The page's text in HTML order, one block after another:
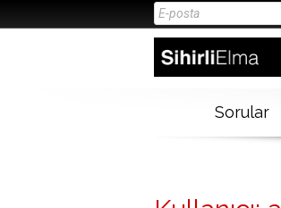
Sorular